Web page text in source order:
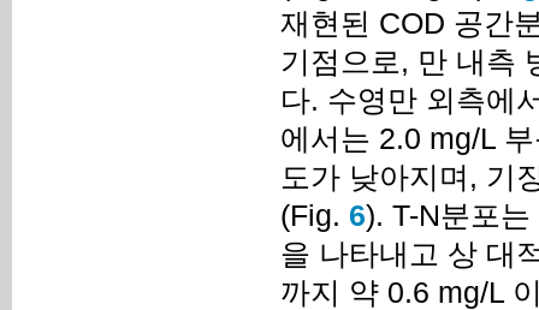
재현된 COD 공간
기점으로, 만 내측
다. 수영만 외측에
에서는 2.0 mg/L
도가 낮아지며, 기
(Fig. 6). T-N분포
을 나타내고 상 대
까지 약 0.6 mg/L